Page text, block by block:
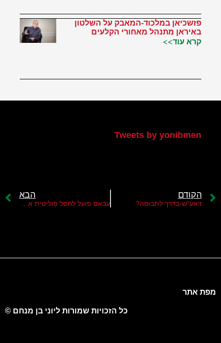
פזשכיאן במלכוד-המאבק על השלטון
באיראן מתנהל מאחורי הקלעים
קרא עוד>>
Tweets by yonibmen
הקודם
דאע"ש-בדרך לתבוסה?
הבא
עבאס פועל לחסל פוליטית את ברגותי
מפת אתר
כל הזכויות שמורות ליוני בן מנחם ©